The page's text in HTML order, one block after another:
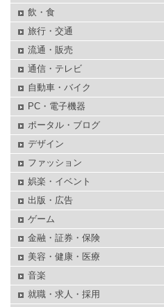
飲・食
旅行・交通
流通・販売
通信・テレビ
自動車・バイク
PC・電子機器
ポータル・ブログ
デザイン
ファッション
娯楽・イベント
出版・広告
ゲーム
金融・証券・保険
美容・健康・医療
音楽
就職・求人・採用